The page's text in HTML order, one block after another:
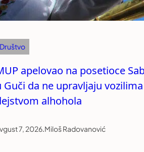
Društvo
apelovao na posetioce
Guči da ne upravljaju
alhohola
7, 2026.Miloš Radovanović